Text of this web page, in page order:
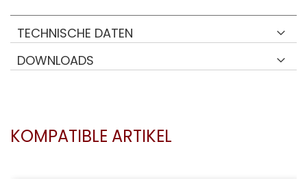
TECHNISCHE DATEN
DOWNLOADS
KOMPATIBLE ARTIKEL